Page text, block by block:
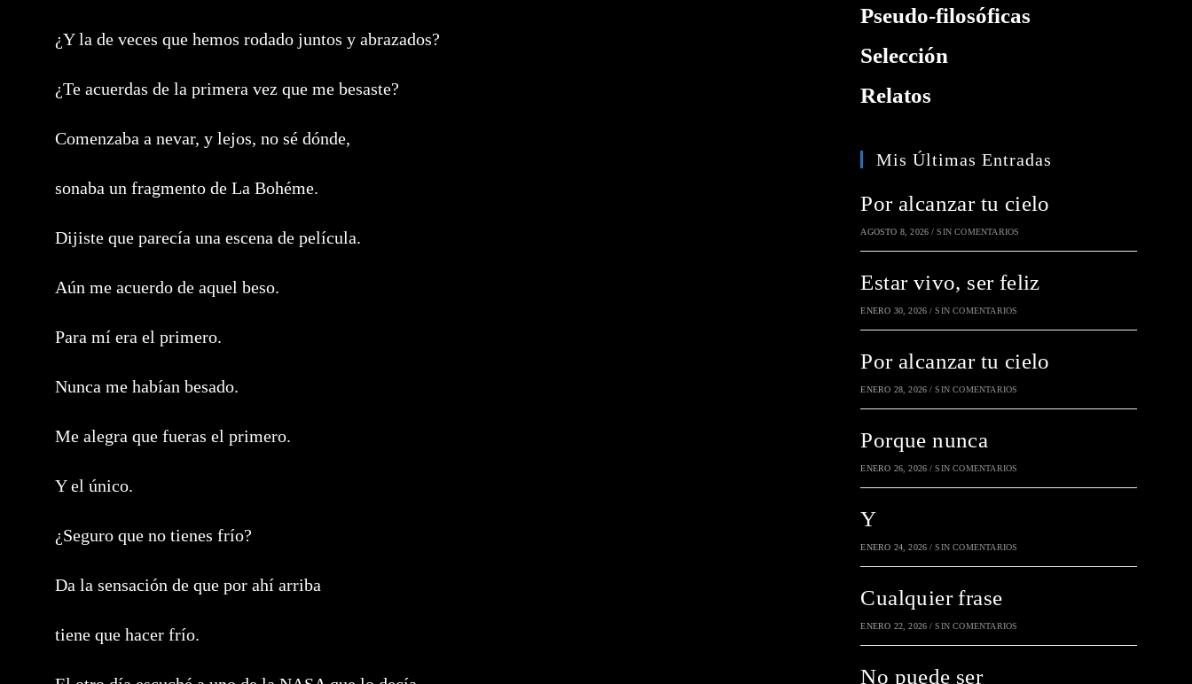
¿Y la de veces que hemos rodado juntos y abrazados?
¿Te acuerdas de la primera vez que me besaste?
Comenzaba a nevar, y lejos, no sé dónde,
sonaba un fragmento de La Bohéme.
Dijiste que parecía una escena de película.
Aún me acuerdo de aquel beso.
Para mí era el primero.
Nunca me habían besado.
Me alegra que fueras el primero.
Y el único.
¿Seguro que no tienes frío?
Da la sensación de que por ahí arriba
tiene que hacer frío.
Pseudo-filosóficas
Selección
Relatos
Mis Últimas Entradas
Por alcanzar tu cielo
AGOSTO 8, 2026 / SIN COMENTARIOS
Estar vivo, ser feliz
ENERO 30, 2026 / SIN COMENTARIOS
Por alcanzar tu cielo
ENERO 28, 2026 / SIN COMENTARIOS
Porque nunca
ENERO 26, 2026 / SIN COMENTARIOS
Y
ENERO 24, 2026 / SIN COMENTARIOS
Cualquier frase
ENERO 22, 2026 / SIN COMENTARIOS
No puede ser